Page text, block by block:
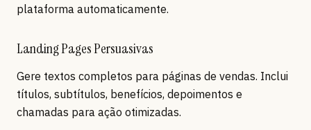
plataforma automaticamente.
Landing Pages Persuasivas
Gere textos completos para páginas de vendas. Inclui
títulos, subtítulos, benefícios, depoimentos e
chamadas para ação otimizadas.